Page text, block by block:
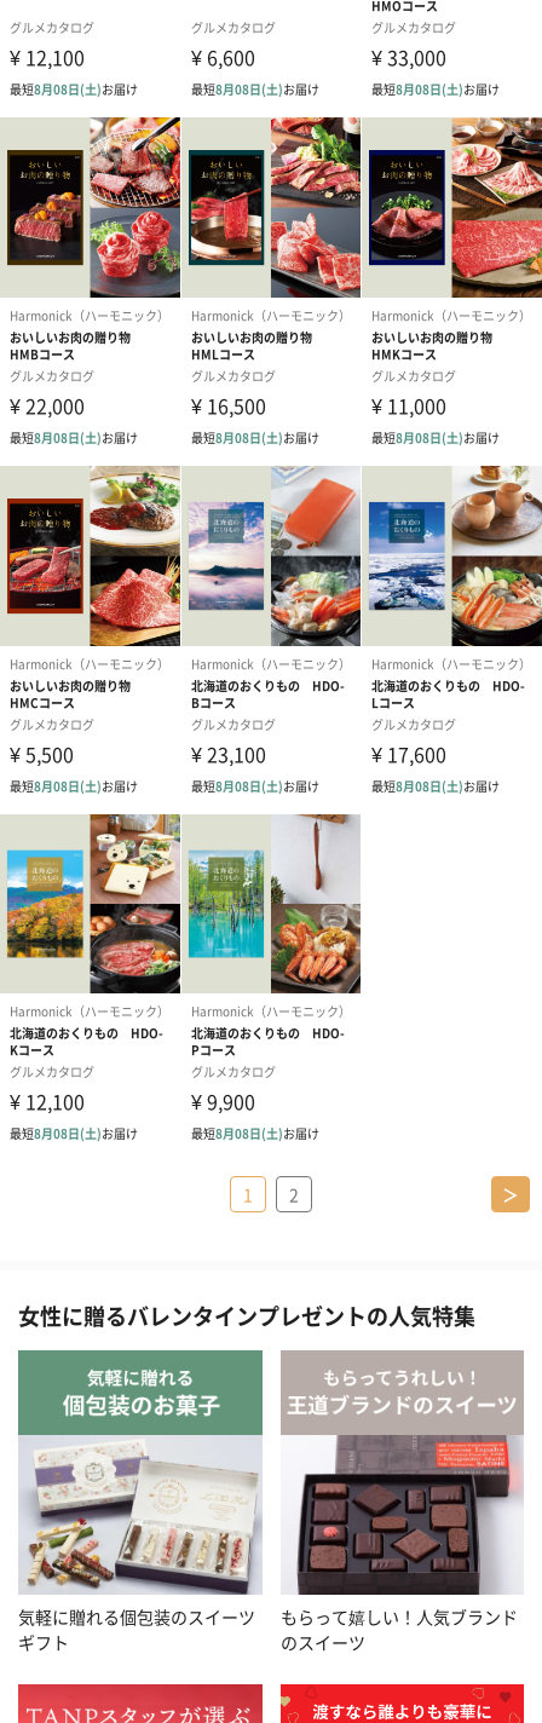
1 2 ＞
女性に贈るバレンタインプレゼントの人気特集
気軽に贈れる個包装のスイーツ
ギフト
もらって嬉しい！人気ブランド
のスイーツ